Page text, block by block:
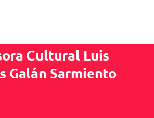
Cultural Luis
Galán Sarmiento